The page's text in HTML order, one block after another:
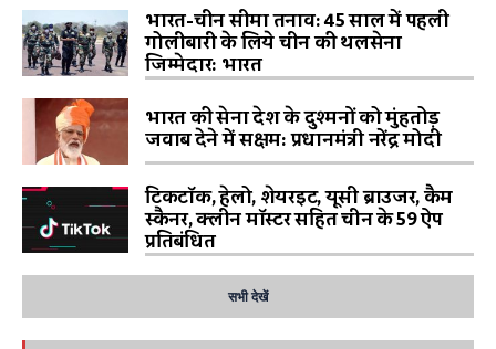
भारत-चीन सीमा तनाव: 45 साल में पहली
गोलीबारी के लिये चीन की थलसेना
जिम्मेदार: भारत
भारत की सेना देश के दुश्मनों को मुंहतोड़
जवाब देने में सक्षम: प्रधानमंत्री नरेंद्र मोदी
टिकटॉक, हेलो, शेयरइट, यूसी ब्राउजर, कैम
स्कैनर, क्लीन मॉस्टर सहित चीन के 59 ऐप
प्रतिबंधित
सभी देखें